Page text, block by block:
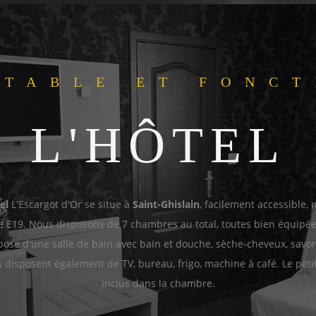
BELGE ET
L'Escargot d'Or vous propose une cuisine belge et française.
(côte à l'os, t-bone, pata negra en autres...). Vaste choix de
italiens. Desserts. Le tout dans une ambiance chaleureuse.
ET
L'HÔTEL
L'Escargot d'Or se situe à Saint-Ghislain, facilement accessible,
E19. Nous disposons de 7 chambres au total, toutes bien
d'une salle de bain avec bain et douche, sèche-cheveux,
disposent également de TV, bureau, frigo, machine à café. Le
inclus dans la chambre.